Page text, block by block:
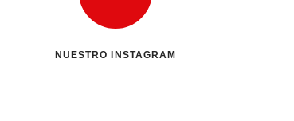
NUESTRO INSTAGRAM